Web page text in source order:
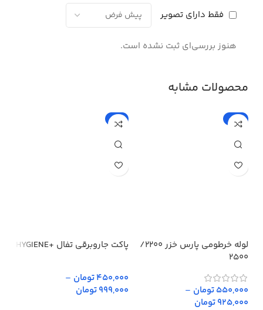
فقط دارای تصویر
هنوز بررسی‌ای ثبت نشده است.
محصولات مشابه
-15%
لوله خرطومی پارس خزر 2200/
2500
550,000 تومان
–
925,000 تومان
-5%
پاکت جاروبرقی تفال +HYGIENE
450,000 تومان
–
999,000 تومان